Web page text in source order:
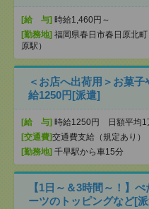
[給 与] 時給1,460円～
[勤務地] 福岡県春日市春日原北
原駅）
＜お店へ出荷用＞お菓
給1250円[派遣]
[給 与] 時給1250円 日額平均1
[交通費]交通費支給（規定あり）
[勤務地] 千早駅から車15分
【1日～＆3時間～！】
ーツのトッピングなど[